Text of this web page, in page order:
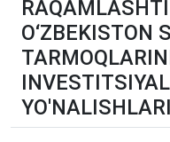
O‘ZBEKISTON
YO'NALISHLARI